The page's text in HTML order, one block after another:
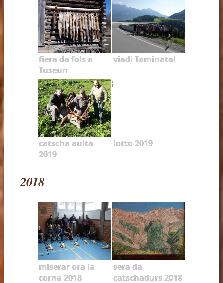
fiera da fols a
Tuseun
viadi Taminatal
catscha aulta
2019
lotto 2019
2018
miserar ora la
corna 2018
sera da
catschadurs 2018